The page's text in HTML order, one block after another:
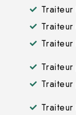
Traiteur
Traiteur
Traiteur